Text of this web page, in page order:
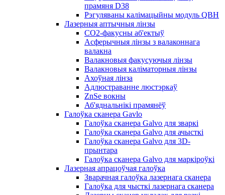
прамяня D38
Рэгуляваны калімацыйны модуль QBH
Лазерныя аптычныя лінзы
CO2-факусны аб'ектыў
Асферычныя лінзы з валаконнага
валакна
Валакновыя факусуючыя лінзы
Валакновыя каліматорныя лінзы
Ахоўная лінза
Адлюстраванне люстэркаў
ZnSe вокны
Аб'яднальнікі прамянёў
Галоўка сканера Gavlo
Галоўка сканера Galvo для зваркі
Галоўка сканера Galvo для ачысткі
Галоўка сканера Galvo для 3D-
прынтара
Галоўка сканера Galvo для маркіроўкі
Лазерная апрацоўчая галоўка
Зварачная галоўка лазернага сканера
Галоўка для чысткі лазернага сканера